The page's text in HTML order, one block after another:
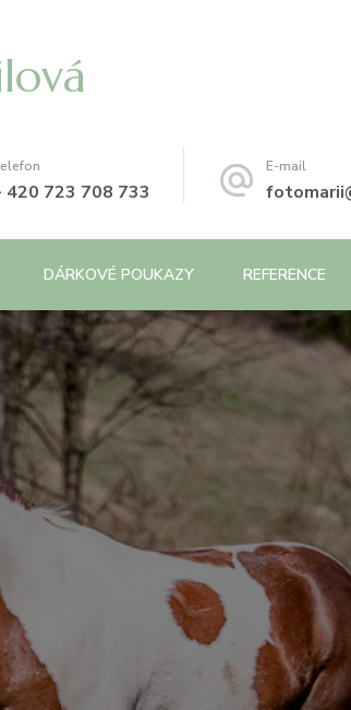
420 723 708 733
E-mail
DÁRKOVÉ POUKAZY REFERENCE